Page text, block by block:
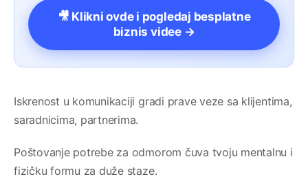
🎥 Klikni ovde i pogledaj besplatne
biznis videe →
Iskrenost u komunikaciji gradi prave veze sa klijentima,
saradnicima, partnerima.
Poštovanje potrebe za odmorom čuva tvoju mentalnu i
fizičku formu za duže staze.